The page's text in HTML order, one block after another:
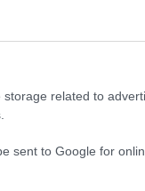
related to
sent to Google for
rendező
vált ismertté,
lemezt is
zenél majd,
Both Way